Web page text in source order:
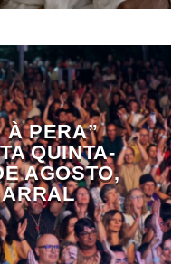
À PERA”
QUINTA-
AGOSTO,